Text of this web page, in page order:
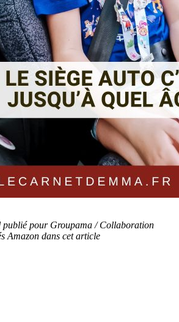
pour Groupama / Collaboration
Amazon dans cet article